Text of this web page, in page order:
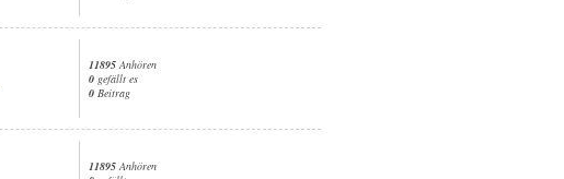
11895 Anhören
0 gefällt es
0 Beitrag
11895 Anhören